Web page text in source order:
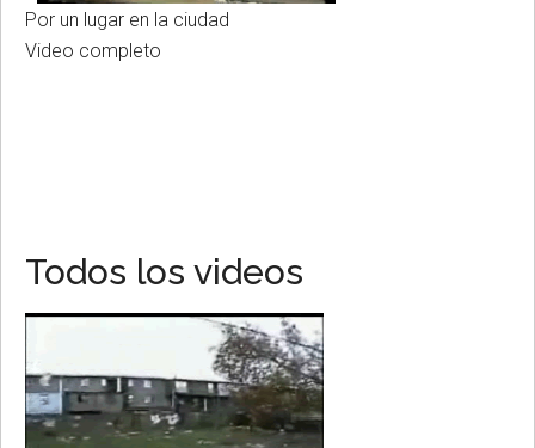
Por un lugar en la ciudad
Video completo
Todos los videos